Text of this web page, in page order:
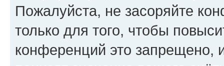
Пожалуйста, не засоряйте
только для того, чтобы
конференций это запрещено,